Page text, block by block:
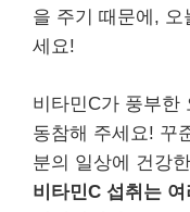
을 주기 때문에,
세요!
비타민C가 풍부한
동참해 주세요! 꾸
분의 일상에 건강
비타민C 섭취는